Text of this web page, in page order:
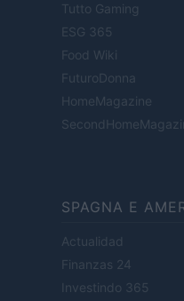
Tutto Gaming
ESG 365
Food Wiki
FuturoDonna
HomeMagazine
SPAGNA E
Actualidad
Finanzas 24
Investindo 365